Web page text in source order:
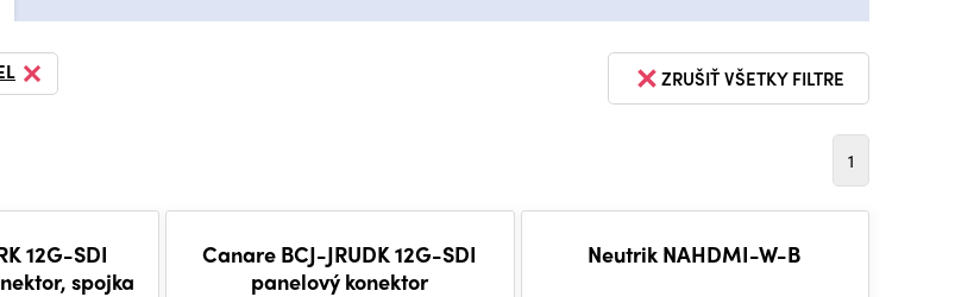
ZRUŠIŤ VŠETKY FILTRE
1
12G-SDI
spojka
Canare BCJ-JRUDK 12G-SDI
panelový konektor
Neutrik NAHDMI-W-B